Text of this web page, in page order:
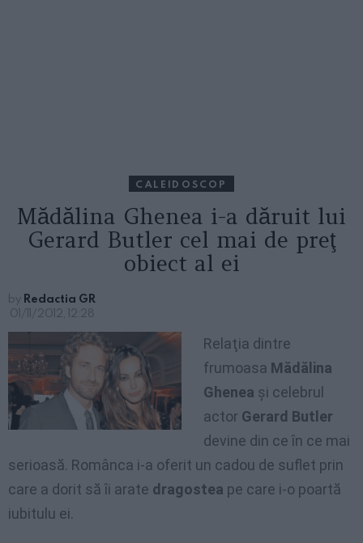
CALEIDOSCOP
Mădălina Ghenea i-a dăruit lui
Gerard Butler cel mai de preţ
obiect al ei
by Redactia GR
01/11/2012, 12:28
Relaţia dintre
frumoasa Mădălina
Ghenea şi celebrul
actor Gerard Butler
devine din ce în ce mai
serioasă. Românca i-a oferit un cadou de suflet prin
care a dorit să îi arate dragostea pe care i-o poartă
iubitulu ei.